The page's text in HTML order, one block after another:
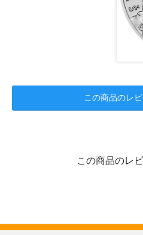
この商品のレ
この商品のレ